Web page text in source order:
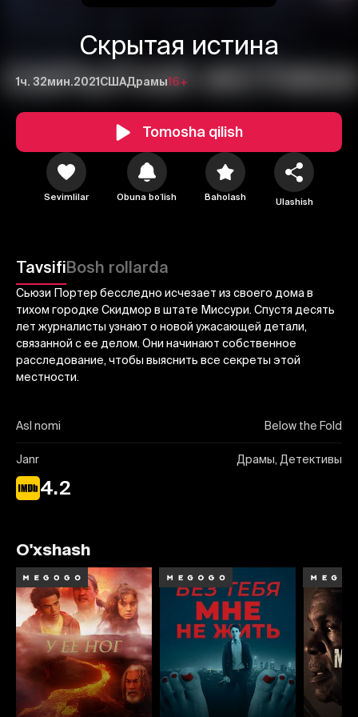
Скрытая истина
1ч. 32мин.2021СШАДрамы16+
Tomosha qilish
Sevimlilar Obuna boʻlish Baholash Ulashish
TavsifiBosh rollarda
Сьюзи Портер бесследно исчезает из своего дома в
тихом городке Скидмор в штате Миссури. Спустя десять
лет журналисты узнают о новой ужасающей детали,
связанной с ее делом. Они начинают собственное
расследование, чтобы выяснить все секреты этой
местности.
Asl nomi Below the Fold
Janr Драмы, Детективы
4.2
1 2
Yuborish
O'xshash